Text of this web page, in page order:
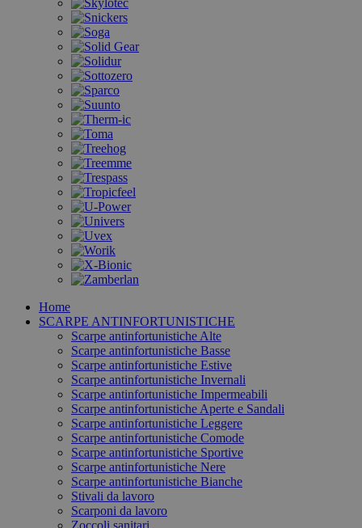
Home
SCARPE ANTINFORTUNISTICHE
Scarpe antinfortunistiche Alte
Scarpe antinfortunistiche Basse
Scarpe antinfortunistiche Estive
Scarpe antinfortunistiche Invernali
Scarpe antinfortunistiche Impermeabili
Scarpe antinfortunistiche Aperte e Sandali
Scarpe antinfortunistiche Leggere
Scarpe antinfortunistiche Comode
Scarpe antinfortunistiche Sportive
Scarpe antinfortunistiche Nere
Scarpe antinfortunistiche Bianche
Stivali da lavoro
Scarponi da lavoro